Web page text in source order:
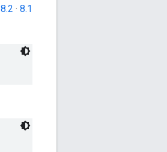
8.2 · 8.1